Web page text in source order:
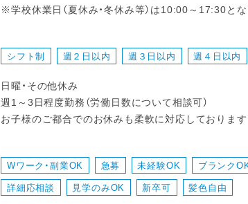
※学校休業日（夏休み・冬休み等）は10:00～17:30と
シフト制 週２日以内 週３日以内 週４日以内
日曜・その他休み
週1～3日程度勤務（労働日数について相談可）
お子様のご都合でのお休みも柔軟に対応しております
Wワーク・副業OK 急募 未経験OK ブランク
詳細応相談 見学のみOK 新卒可 髪色自由